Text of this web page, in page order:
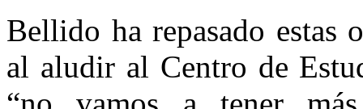
Bellido ha repasado estas
al aludir al Centro de